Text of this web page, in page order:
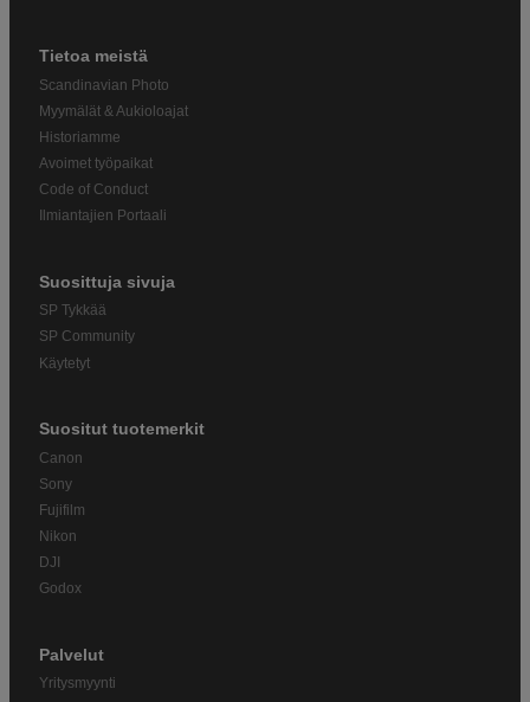
Tietoa meistä
Scandinavian Photo
Myymälät & Aukioloajat
Historiamme
Avoimet työpaikat
Code of Conduct
Ilmiantajien Portaali
Suosittuja sivuja
SP Tykkää
SP Community
Käytetyt
Suositut tuotemerkit
Canon
Sony
Fujifilm
Nikon
DJI
Godox
Palvelut
Yritysmyynti